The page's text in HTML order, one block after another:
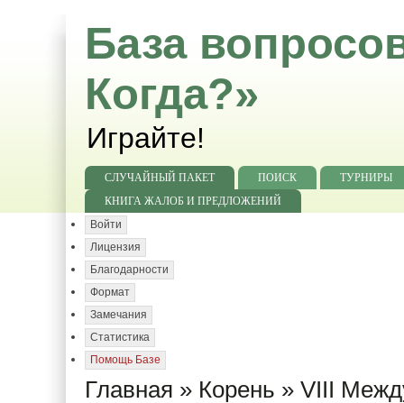
База
Когда?»
Играйте!
СЛУЧАЙНЫЙ ПАКЕТ ПОИСК
ТУРНИРЫ
КНИГА ЖАЛОБ И ПРЕДЛОЖЕНИЙ
Войти
Лицензия
Благодарности
Формат
Замечания
Статистика
Помощь Базе
Главная » Корень » VIII